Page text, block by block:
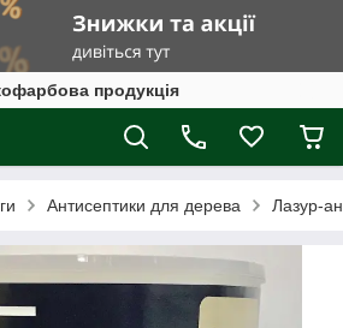
продукція
Антисептики для дерева Лазур-